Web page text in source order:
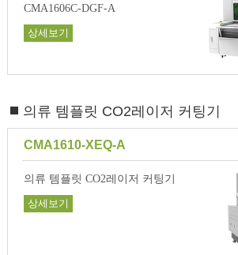
CMA1606C-DGF-A
상세보기
의류 템플릿 CO2레이저 커팅기
CMA1610-XEQ-A
의류 템플릿 CO2레이저 커팅기
상세보기